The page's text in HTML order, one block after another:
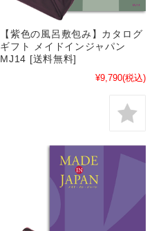
【紫色の風呂敷包み】カタログ
ギフト メイドインジャパン
MJ14 [送料無料]
¥9,790(税込)